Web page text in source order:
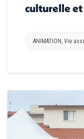
culturelle
ANIMATION, Vie